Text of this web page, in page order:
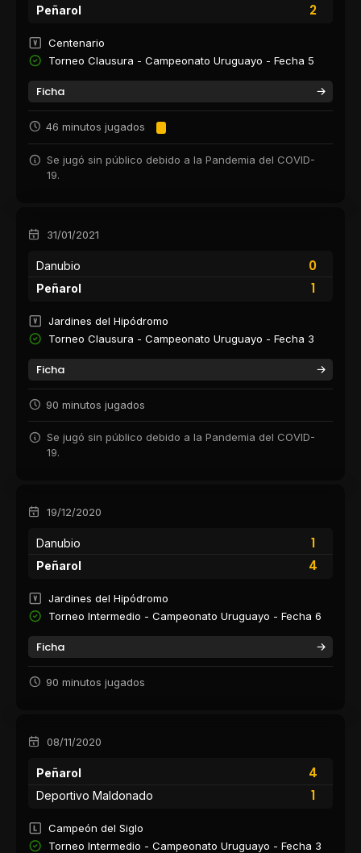
2
Peñarol
Centenario
Torneo Clausura - Campeonato Uruguayo - Fecha 5
Ficha
46 minutos jugados
Se jugó sin público debido a la Pandemia del COVID-
19.
31/01/2021
Danubio
0
1
Peñarol
Jardines del Hipódromo
Torneo Clausura - Campeonato Uruguayo - Fecha 3
Ficha
90 minutos jugados
Se jugó sin público debido a la Pandemia del COVID-
19.
19/12/2020
Danubio
1
4
Peñarol
Jardines del Hipódromo
Torneo Intermedio - Campeonato Uruguayo - Fecha 6
Ficha
90 minutos jugados
08/11/2020
Peñarol
4
1
Deportivo Maldonado
Campeón del Siglo
Torneo Intermedio - Campeonato Uruguayo - Fecha 3